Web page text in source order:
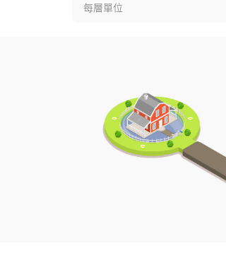
每層單位